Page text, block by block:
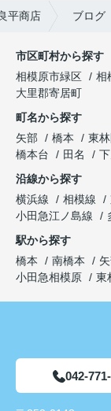
平商店 ブログ
市区町村から探す
相模原市緑区
相
大里郡寄居町
町名から探す
矢部
橋本 東
橋本台
田名
沿線から探す
横浜線
相模線
小田急江ノ島線
駅から探す
橋本
南橋本
小田急相模原
東
042-